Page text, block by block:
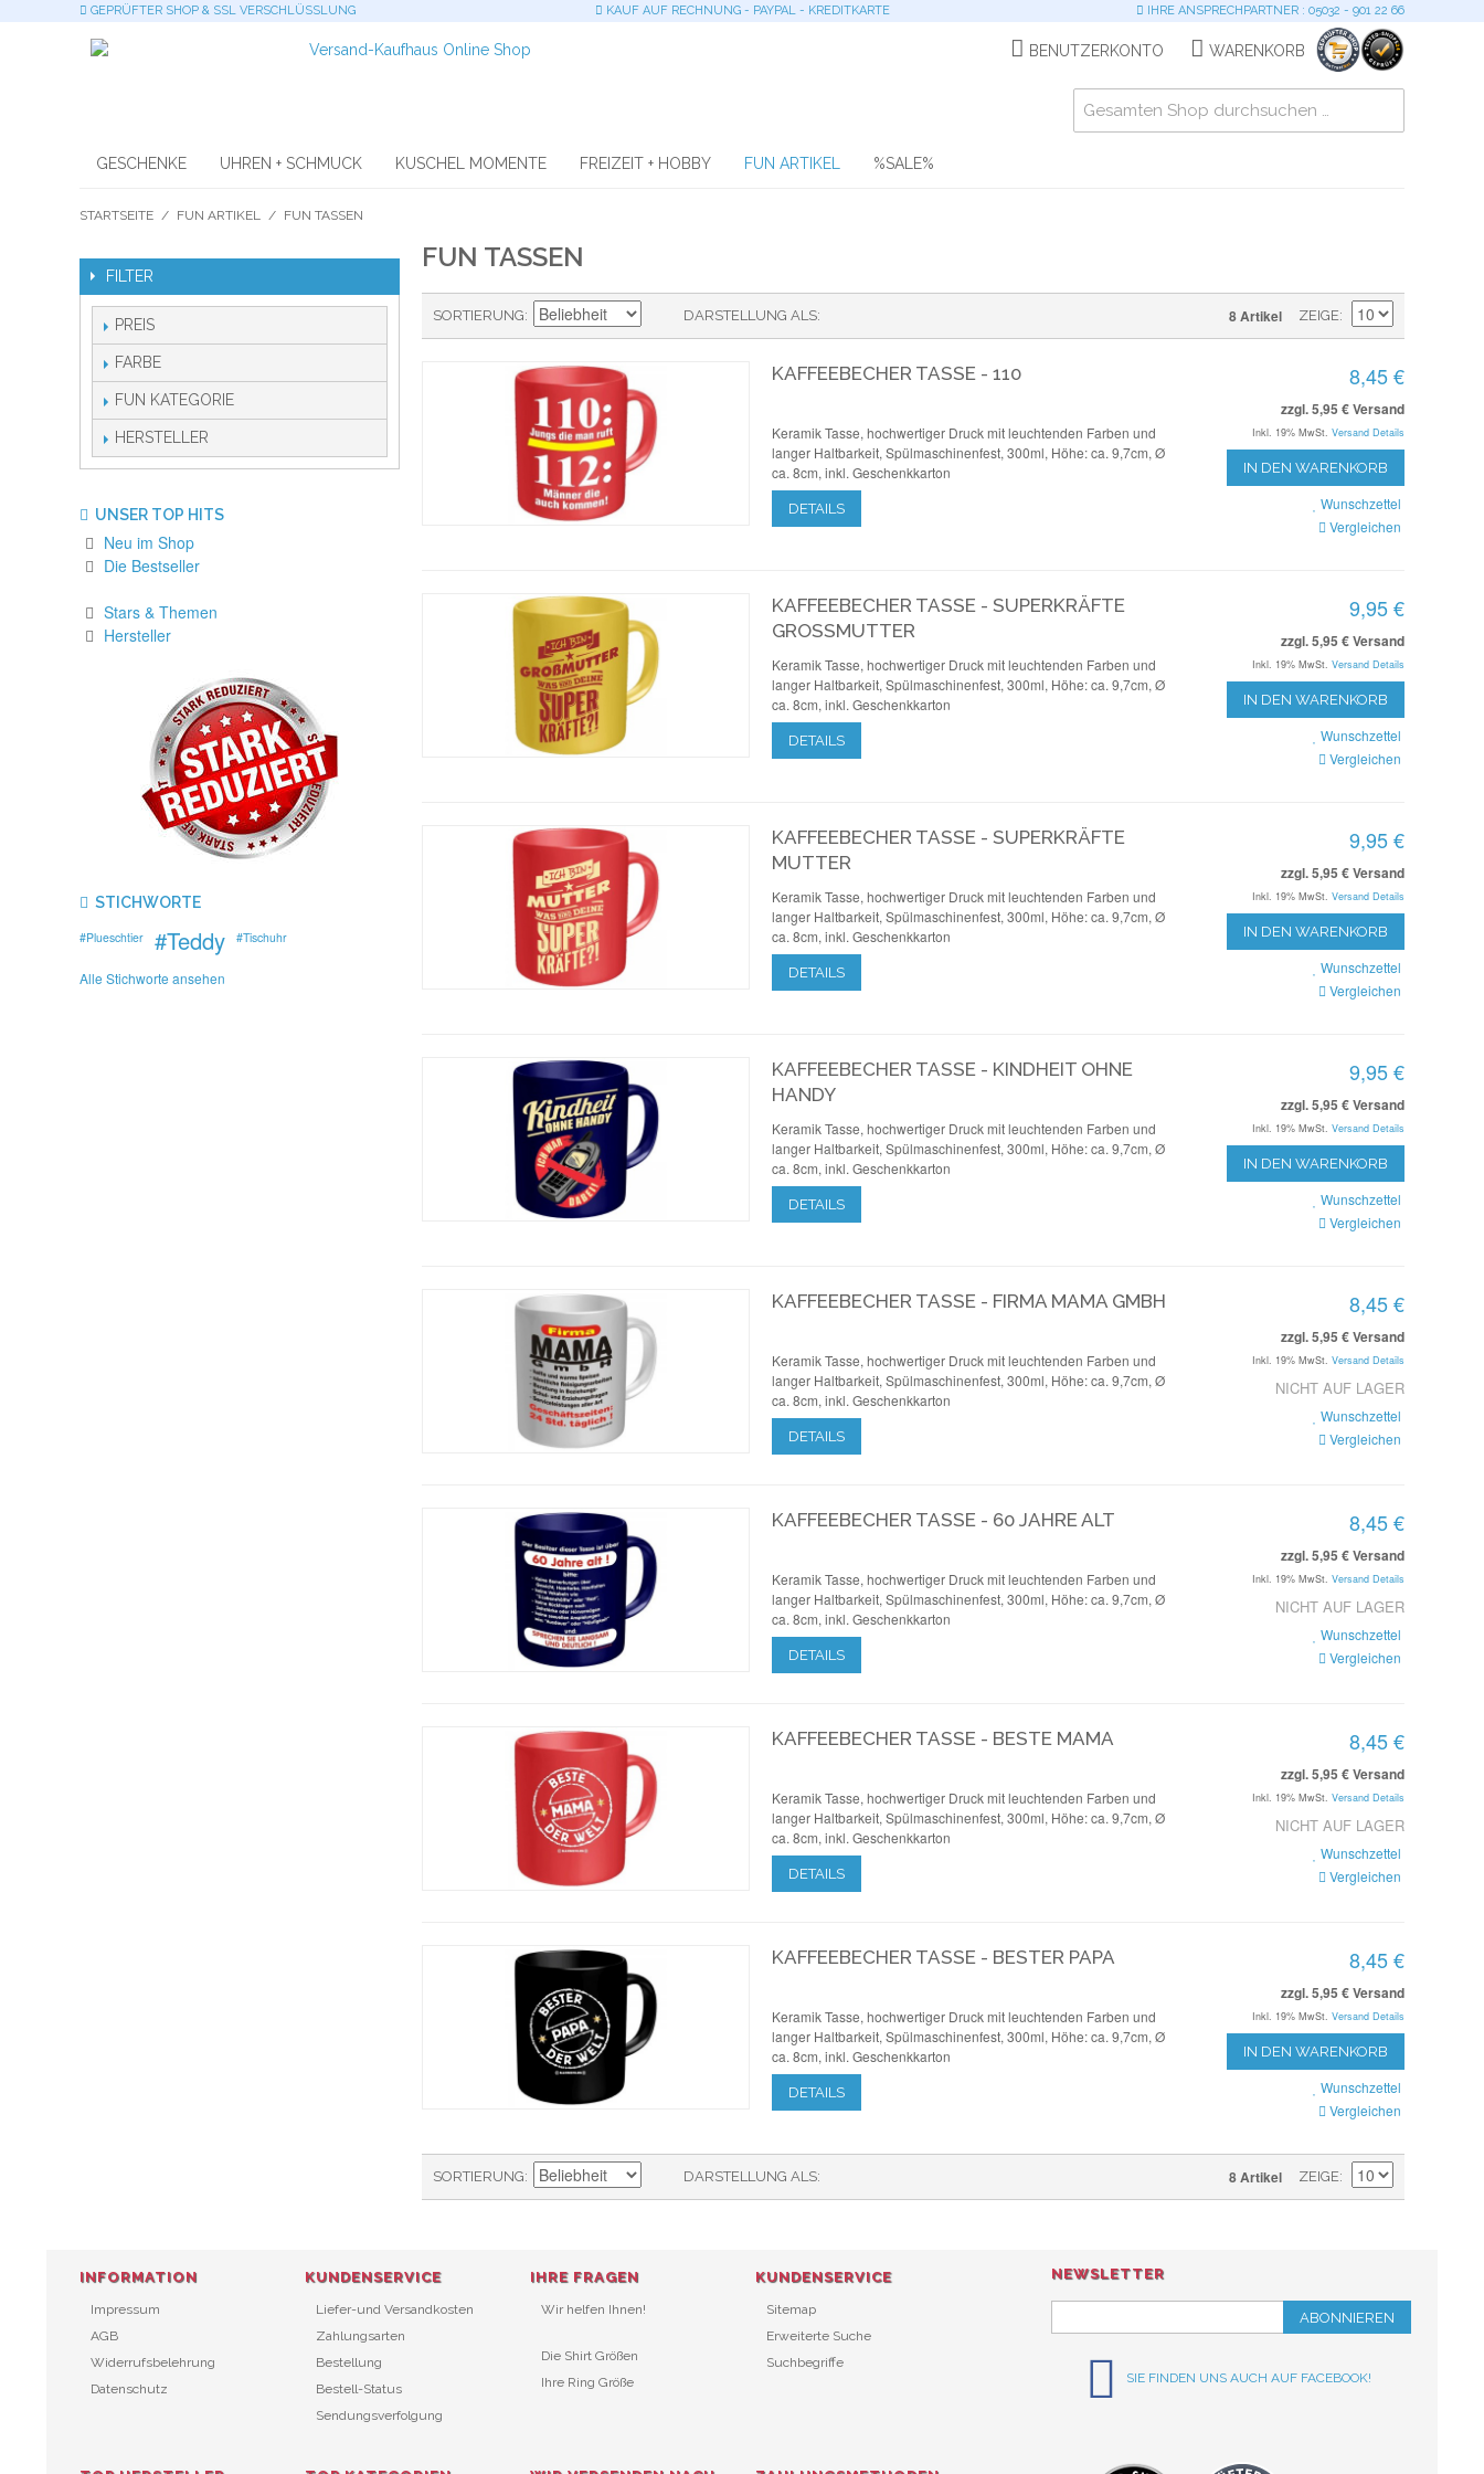
GEPRÜFTER SHOP & SSL VERSCHLÜSSLUNG KAUF AUF RECHNUNG - PAYPAL - KREDITKARTE IHRE ANSPRECHPARTNER : 05032 - 901 22 66
BENUTZERKONTO WARENKORB
GESCHENKE UHREN + SCHMUCK KUSCHEL MOMENTE FREIZEIT + HOBBY FUN ARTIKEL %SALE%
STARTSEITE / FUN ARTIKEL / FUN TASSEN
FILTER
PREIS
FARBE
FUN KATEGORIE
HERSTELLER
FUN TASSEN
DARSTELLUNG ALS
SORTIERUNG 8 Artikel ZEIGE
KAFFEEBECHER TASSE - 110 8,45 €
zzgl. 5,95 € Versand
Inkl. 19% MwSt. Versand Details
IN DEN WARENKORB
Wunschzettel
Vergleichen
Keramik Tasse, hochwertiger Druck mit leuchtenden Farben und
langer Haltbarkeit, Spülmaschinenfest, 300ml, Höhe: ca. 9,7cm, Ø
ca. 8cm, inkl. Geschenkkarton
DETAILS
KAFFEEBECHER TASSE - SUPERKRÄFTE
GROSSMUTTER
9,95 €
zzgl. 5,95 € Versand
Inkl. 19% MwSt. Versand Details
IN DEN WARENKORB
Wunschzettel
Vergleichen
Keramik Tasse, hochwertiger Druck mit leuchtenden Farben und
langer Haltbarkeit, Spülmaschinenfest, 300ml, Höhe: ca. 9,7cm, Ø
ca. 8cm, inkl. Geschenkkarton
DETAILS
KAFFEEBECHER TASSE - SUPERKRÄFTE
MUTTER
9,95 €
zzgl. 5,95 € Versand
Inkl. 19% MwSt. Versand Details
IN DEN WARENKORB
Wunschzettel
Vergleichen
Keramik Tasse, hochwertiger Druck mit leuchtenden Farben und
langer Haltbarkeit, Spülmaschinenfest, 300ml, Höhe: ca. 9,7cm, Ø
ca. 8cm, inkl. Geschenkkarton
DETAILS
KAFFEEBECHER TASSE - KINDHEIT OHNE
HANDY
9,95 €
zzgl. 5,95 € Versand
Inkl. 19% MwSt. Versand Details
IN DEN WARENKORB
Wunschzettel
Vergleichen
Keramik Tasse, hochwertiger Druck mit leuchtenden Farben und
langer Haltbarkeit, Spülmaschinenfest, 300ml, Höhe: ca. 9,7cm, Ø
ca. 8cm, inkl. Geschenkkarton
DETAILS
KAFFEEBECHER TASSE - FIRMA MAMA GMBH 8,45 €
zzgl. 5,95 € Versand
Inkl. 19% MwSt. Versand Details
NICHT AUF LAGER
Wunschzettel
Vergleichen
Keramik Tasse, hochwertiger Druck mit leuchtenden Farben und
langer Haltbarkeit, Spülmaschinenfest, 300ml, Höhe: ca. 9,7cm, Ø
ca. 8cm, inkl. Geschenkkarton
DETAILS
KAFFEEBECHER TASSE - 60 JAHRE ALT 8,45 €
zzgl. 5,95 € Versand
Inkl. 19% MwSt. Versand Details
NICHT AUF LAGER
Wunschzettel
Vergleichen
Keramik Tasse, hochwertiger Druck mit leuchtenden Farben und
langer Haltbarkeit, Spülmaschinenfest, 300ml, Höhe: ca. 9,7cm, Ø
ca. 8cm, inkl. Geschenkkarton
DETAILS
KAFFEEBECHER TASSE - BESTE MAMA 8,45 €
zzgl. 5,95 € Versand
Inkl. 19% MwSt. Versand Details
NICHT AUF LAGER
Wunschzettel
Vergleichen
Keramik Tasse, hochwertiger Druck mit leuchtenden Farben und
langer Haltbarkeit, Spülmaschinenfest, 300ml, Höhe: ca. 9,7cm, Ø
ca. 8cm, inkl. Geschenkkarton
DETAILS
KAFFEEBECHER TASSE - BESTER PAPA 8,45 €
zzgl. 5,95 € Versand
Inkl. 19% MwSt. Versand Details
IN DEN WARENKORB
Wunschzettel
Vergleichen
Keramik Tasse, hochwertiger Druck mit leuchtenden Farben und
langer Haltbarkeit, Spülmaschinenfest, 300ml, Höhe: ca. 9,7cm, Ø
ca. 8cm, inkl. Geschenkkarton
DETAILS
DARSTELLUNG ALS
SORTIERUNG 8 Artikel ZEIGE
UNSER TOP HITS
Neu im Shop
Die Bestseller
Stars & Themen
Hersteller
STICHWORTE
#Plueschtier #Teddy #Tischuhr
Alle Stichworte ansehen
NEWSLETTER
ABONNIEREN
SIE FINDEN UNS AUCH AUF FACEBOOK!
INFORMATION
Impressum
AGB
Widerrufsbelehrung
Datenschutz
KUNDENSERVICE
Liefer-und Versandkosten
Zahlungsarten
Bestellung
Bestell-Status
Sendungsverfolgung
IHRE FRAGEN
Wir helfen Ihnen!
Die Shirt Größen
Ihre Ring Größe
KUNDENSERVICE
Sitemap
Erweiterte Suche
Suchbegriffe